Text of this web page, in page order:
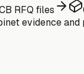
RFQ files
evidence